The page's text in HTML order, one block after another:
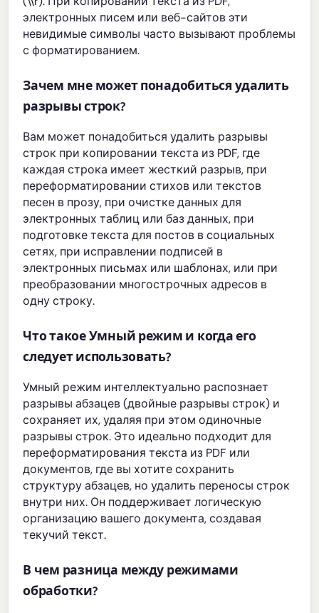
электронных писем или веб-сайтов эти
невидимые символы часто вызывают проблемы
с форматированием.
Зачем мне может понадобиться удалить
разрывы строк?
Вам может понадобиться удалить разрывы
строк при копировании текста из PDF, где
каждая строка имеет жесткий разрыв, при
переформатировании стихов или текстов
песен в прозу, при очистке данных для
электронных таблиц или баз данных, при
подготовке текста для постов в социальных
сетях, при исправлении подписей в
электронных письмах или шаблонах, или при
преобразовании многострочных адресов в
одну строку.
Что такое Умный режим и когда его
следует использовать?
Умный режим интеллектуально распознает
разрывы абзацев (двойные разрывы строк) и
сохраняет их, удаляя при этом одиночные
разрывы строк. Это идеально подходит для
переформатирования текста из PDF или
документов, где вы хотите сохранить
структуру абзацев, но удалить переносы строк
внутри них. Он поддерживает логическую
организацию вашего документа, создавая
текучий текст.
В чем разница между режимами
обработки?